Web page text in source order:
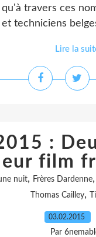
travers ces
techniciens
Lire la
:
film
nuit, Frères Dardenne,
Thomas Cailley,
03.02.2015
Par